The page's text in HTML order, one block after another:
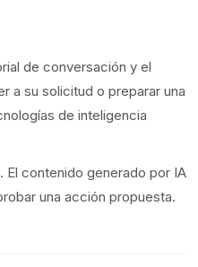
de conversación y el
a su solicitud o preparar una
de inteligencia
contenido generado por IA
una acción propuesta.